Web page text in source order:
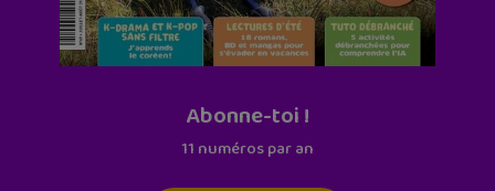
Abonne-toi !
11 numéros par an